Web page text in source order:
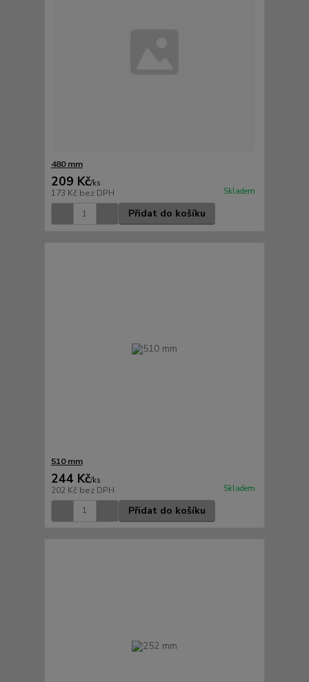
480 mm
209 Kč/ks
173 Kč bez DPH Skladem
Přidat do košíku
510 mm
244 Kč/ks
202 Kč bez DPH Skladem
Přidat do košíku